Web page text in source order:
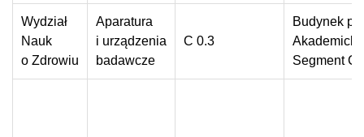
Wydział
Nauk
o Zdrowiu
Aparatura
i urządzenia
badawcze
C 0.3
Budynek
Segment C